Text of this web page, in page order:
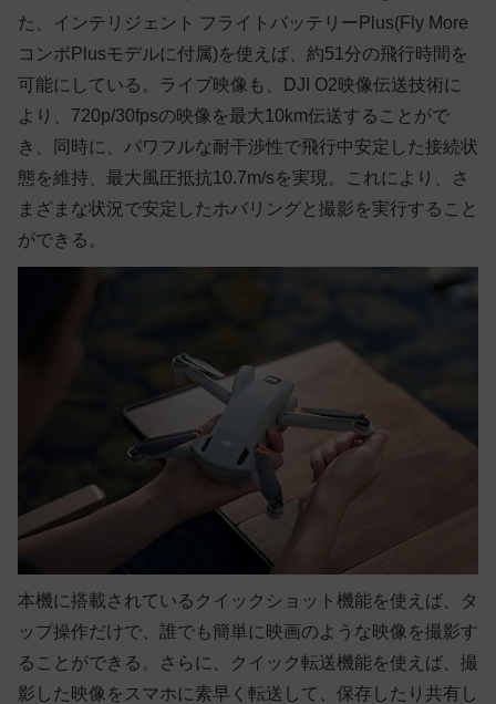
た、インテリジェント フライトバッテリーPlus(Fly More
コンボPlusモデルに付属)を使えば、約51分の飛行時間を
可能にしている。ライブ映像も、DJI O2映像伝送技術に
より、720p/30fpsの映像を最大10km伝送することがで
き、同時に、パワフルな耐干渉性で飛行中安定した接続状
態を維持、最大風圧抵抗10.7m/sを実現。これにより、さ
まざまな状況で安定したホバリングと撮影を実行すること
ができる。
本機に搭載されているクイックショット機能を使えば、タ
ップ操作だけで、誰でも簡単に映画のような映像を撮影す
ることができる。さらに、クイック転送機能を使えば、撮
影した映像をスマホに素早く転送して、保存したり共有し